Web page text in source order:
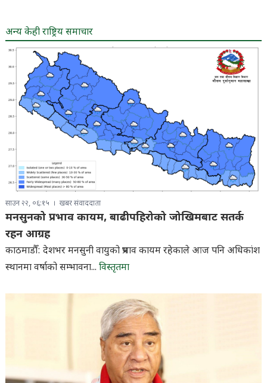
अन्य केही राष्ट्रिय समाचार
साउन २२, ०६:१५ खबर संवाददाता
मनसुनको प्रभाव कायम, बाढीपहिरोको जोखिमबाट सतर्क
रहन आग्रह
काठमाडौँ: देशभर मनसुनी वायुको प्रभाव कायम रहेकाले आज पनि अधिकांश
स्थानमा वर्षाको सम्भावना... विस्तृतमा